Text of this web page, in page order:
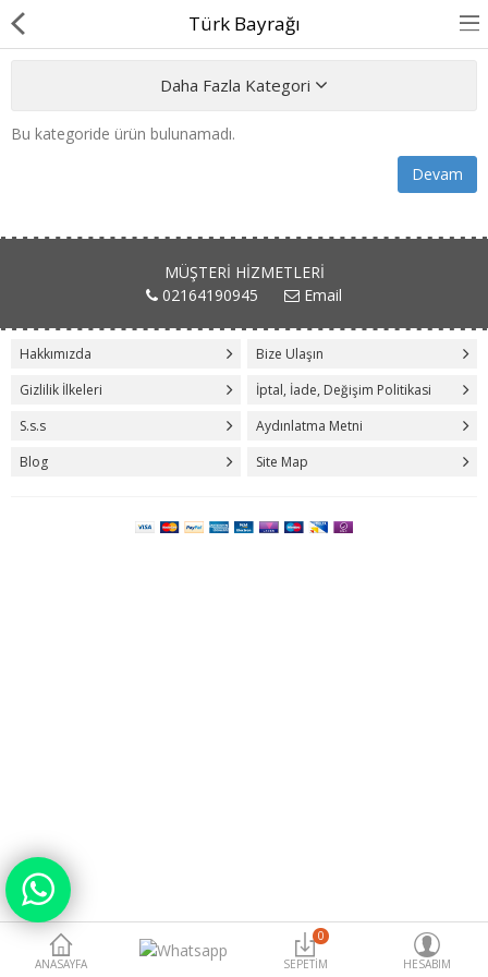
Okul Flaması
Sopalı Bayrak
ANASAYFA
0
SEPETIM
HESABIM
Türk Bayrağı
Daha Fazla Kategori
Bu kategoride ürün bulunamadı.
Devam
MÜŞTERI HIZMETLERI
02164190945
Email
Hakkımızda
Bize Ulaşın
Gizlilik İlkeleri
İptal, İade, Değişim Politikasi
S.s.s
Aydınlatma Metni
Blog
Site Map